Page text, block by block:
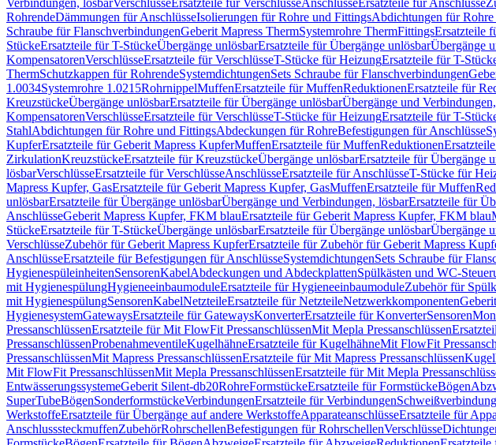
Verbindungen, lösbarVerschlüsseErsatzteile für VerschlüsseAnschlüsseErsatzteile für Anschlüsse
RohrendeDämmungen für AnschlüsseIsolierungen für Rohre und FittingsAbdichtungen für
Schraube für FlanschverbindungenGeberit Mapress ThermSystemrohre ThermFittingsErsatzteile
StückeErsatzteile für T-StückeÜbergänge unlösbarErsatzteile für Übergänge unlösbarÜbergänge
KompensatorenVerschlüsseErsatzteile für VerschlüsseT-Stücke für HeizungErsatzteile für T-
ThermSchutzkappen für RohrendeSystemdichtungenSets Schraube für Flanschverbindungen
1.0034Systemrohre 1.0215RohrnippelMuffenErsatzteile für MuffenReduktionenErsatzteile für
KreuzstückeÜbergänge unlösbarErsatzteile für Übergänge unlösbarÜbergänge und
KompensatorenVerschlüsseErsatzteile für VerschlüsseT-Stücke für HeizungErsatzteile für T-
StahlAbdichtungen für Rohre und FittingsAbdeckungen für RohreBefestigungen für Anschlüsse
KupferErsatzteile für Geberit Mapress KupferMuffenErsatzteile für MuffenReduktionen
ZirkulationKreuzstückeErsatzteile für KreuzstückeÜbergänge unlösbarErsatzteile für Übergänge
lösbarVerschlüsseErsatzteile für VerschlüsseAnschlüsseErsatzteile für AnschlüsseT-Stücke für
Mapress Kupfer, GasErsatzteile für Geberit Mapress Kupfer, GasMuffenErsatzteile für Muffen
unlösbarErsatzteile für Übergänge unlösbarÜbergänge und Verbindungen, lösbarErsatzteile für
AnschlüsseGeberit Mapress Kupfer, FKM blauErsatzteile für Geberit Mapress Kupfer, FKM blau
StückeErsatzteile für T-StückeÜbergänge unlösbarErsatzteile für Übergänge unlösbarÜbergänge
VerschlüsseZubehör für Geberit Mapress KupferErsatzteile für Zubehör für Geberit Mapress
AnschlüsseErsatzteile für Befestigungen für AnschlüsseSystemdichtungenSets Schraube für
HygienespüleinheitenSensorenKabelAbdeckungen und AbdeckplattenSpülkästen und WC-
mit HygienespülungHygieneeinbaumoduleErsatzteile für HygieneeinbaumoduleZubehör für
mit HygienespülungSensorenKabelNetzteileErsatzteile für NetzteileNetzwerkkomponenten
HygienesystemGatewaysErsatzteile für GatewaysKonverterErsatzteile für KonverterSensoren
PressanschlüssenErsatzteile für Mit FlowFit PressanschlüssenMit Mepla Pressanschlüssen
PressanschlüssenProbenahmeventileKugelhähneErsatzteile für KugelhähneMit FlowFit
PressanschlüssenMit Mapress PressanschlüssenErsatzteile für Mit Mapress Pressanschlüssen
Mit FlowFit PressanschlüssenMit Mepla PressanschlüssenErsatzteile für Mit Mepla
EntwässerungssystemeGeberit Silent-db20RohreFormstückeErsatzteile für FormstückeBögen
SuperTubeBögenSonderformstückeVerbindungenErsatzteile für Verbindungen
WerkstoffeErsatzteile für Übergänge auf andere WerkstoffeApparateanschlüsseErsatzteile für
AnschlusssteckmuffenZubehörRohrschellenBefestigungen für RohrschellenVerschlüsse